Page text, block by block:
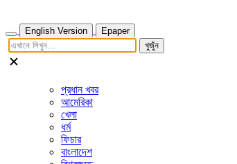
English Version
Epaper
খুজুঁন
প্রধান খবর
আমেরিকা
খেলা
ধর্ম
ফিচার
বাংলাদেশ